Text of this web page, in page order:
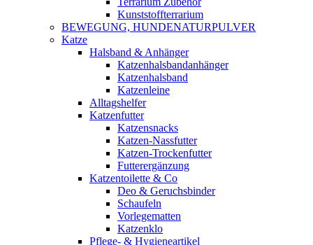
Kunststoffterrarium
BEWEGUNG, HUNDENATURPULVER
Katze
Halsband & Anhänger
Katzenhalsbandanhänger
Katzenhalsband
Katzenleine
Alltagshelfer
Katzenfutter
Katzensnacks
Katzen-Nassfutter
Katzen-Trockenfutter
Futterergänzung
Katzentoilette & Co
Deo & Geruchsbinder
Schaufeln
Vorlegematten
Katzenklo
Pflege- & Hygieneartikel